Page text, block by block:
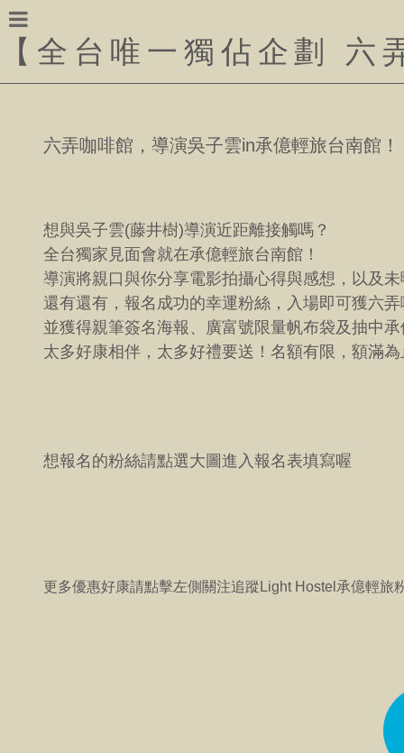
【 全台唯一獨佔企劃 六
六弄咖啡館，導演吳子雲in承億輕旅台南館！
想與吳子雲(藤井樹)導演近距離接觸嗎？
全台獨家見面會就在承億輕旅台南館！
導演將親口與你分享電影拍攝心得與感想，以及
還有還有，報名成功的幸運粉絲，入場即可獲六
並獲得親筆簽名海報、廣富號限量帆布袋及抽中
太多好康相伴，太多好禮要送！名額有限，額滿為
想報名的粉絲請點選大圖進入報名表填寫喔
更多優惠好康請點擊左側關注追蹤Light Hostel承億輕旅